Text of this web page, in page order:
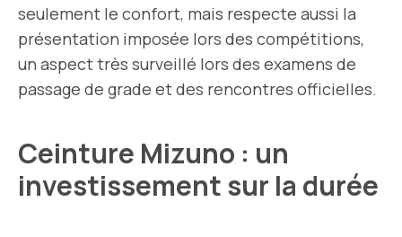
seulement le confort, mais respecte aussi la
présentation imposée lors des compétitions,
un aspect très surveillé lors des examens de
passage de grade et des rencontres officielles.
Ceinture Mizuno : un
investissement sur la durée